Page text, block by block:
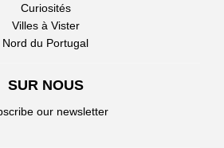
Curiosités
Villes à Vister
Nord du Portugal
SUR NOUS
our newsletter